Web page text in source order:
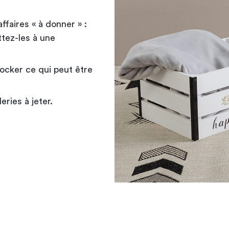
« à donner » :
les à une
ce qui peut être
à jeter.